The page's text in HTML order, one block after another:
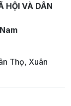
HỘI VÀ DÂN
Thọ, Xuân